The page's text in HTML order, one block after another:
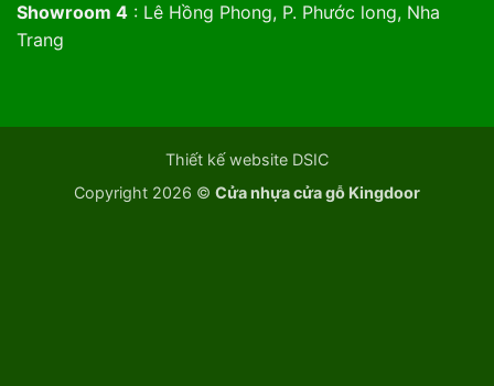
Showroom 4: Lê Hồng Phong, P. Phước long, Nha
Trang
Thiết kế website DSIC
Copyright 2026 © Cửa nhựa cửa gỗ Kingdoor